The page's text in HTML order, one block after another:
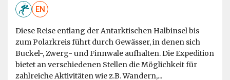
EN
Diese Reise entlang der Antarktischen Halbinsel bis
zum Polarkreis führt durch Gewässer, in denen sich
Buckel-, Zwerg- und Finnwale aufhalten. Die Expedition
bietet an verschiedenen Stellen die Möglichkeit für
zahlreiche Aktivitäten wie z.B. Wandern,...